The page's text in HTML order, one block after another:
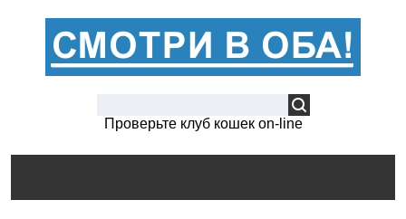
Проверьте клуб кошек on-line